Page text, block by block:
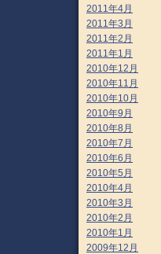
2011年4月
2011年3月
2011年2月
2011年1月
2010年12月
2010年11月
2010年10月
2010年9月
2010年8月
2010年7月
2010年6月
2010年5月
2010年4月
2010年3月
2010年2月
2010年1月
2009年12月